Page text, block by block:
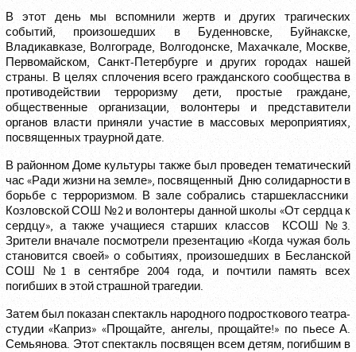
В этот день мы вспомнили жертв и других трагических
событий, произошедших в Буденновске, Буйнакске,
Владикавказе, Волгограде, Волгодонске, Махачкале, Москве,
Первомайском, Санкт-Петербурге и других городах нашей
страны. В целях сплочения всего гражданского сообщества в
противодействии терроризму дети, простые граждане,
общественные организации, волонтеры и представители
органов власти приняли участие в массовых мероприятиях,
посвященных траурной дате.
В районном Доме культуры также был проведен тематический
час «Ради жизни на земле», посвященный Дню солидарности в
борьбе с терроризмом. В зале собрались старшеклассники
Козловской СОШ №2 и волонтеры данной школы «От сердца к
сердцу», а также учащиеся старших классов КСОШ №3.
Зрители вначале посмотрели презентацию «Когда чужая боль
становится своей» о событиях, произошедших в Бесланской
СОШ №1 в сентябре 2004 года, и почтили память всех
погибших в этой страшной трагедии.
Затем был показан спектакль народного подросткового театра-
студии «Каприз» «Прощайте, ангелы, прощайте!» по пьесе А.
Семьянова. Этот спектакль посвящен всем детям, погибшим в